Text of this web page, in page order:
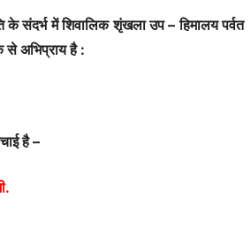
के संदर्भ में शिवालिक शृंखला उप–हिमालय पर्वत
से अभिप्राय है:
है–
.